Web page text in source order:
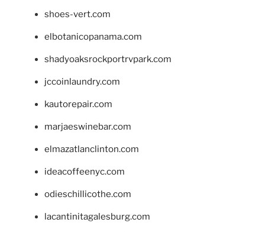
shoes-vert.com
elbotanicopanama.com
shadyoaksrockportrvpark.com
jccoinlaundry.com
kautorepair.com
marjaeswinebar.com
elmazatlanclinton.com
ideacoffeenyc.com
odieschillicothe.com
lacantinitagalesburg.com